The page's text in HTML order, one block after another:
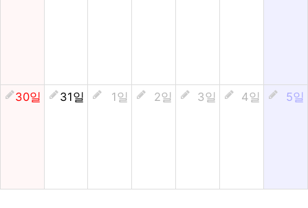
30일 31일 1일 2일 3일 4일 5일